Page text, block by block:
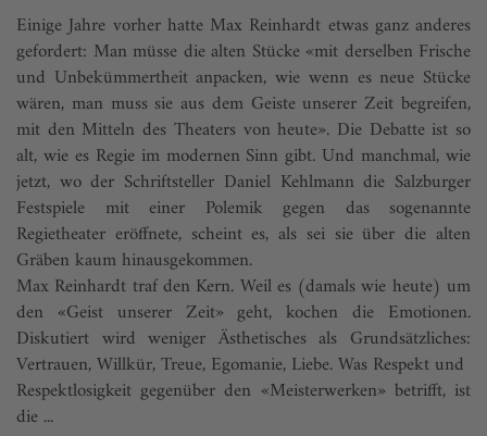
Einige Jahre vorher hatte Max Reinhardt etwas ganz anderes
gefordert: Man müsse die alten Stücke «mit derselben Frische
und Unbekümmertheit anpacken, wie wenn es neue Stücke
wären, man muss sie aus dem Geiste unserer Zeit begreifen,
mit den Mitteln des Theaters von heute». Die Debatte ist so
alt, wie es Regie im modernen Sinn gibt. Und manchmal, wie
jetzt, wo der Schriftsteller Daniel Kehlmann die Salzburger
Festspiele mit einer Polemik gegen das sogenannte
Regietheater eröffnete, scheint es, als sei sie über die alten
Gräben kaum hinausgekommen.
Max Reinhardt traf den Kern. Weil es (damals wie heute) um
den «Geist unserer Zeit» geht, kochen die Emotionen.
Diskutiert wird weniger Ästhetisches als Grundsätzliches:
Vertrauen, Willkür, Treue, Egomanie, Liebe. Was Respekt und
Respektlosigkeit gegenüber den «Meisterwerken» betrifft, ist
die ...